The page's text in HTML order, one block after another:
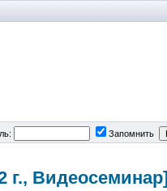
Запомнить
г., Видеосеминар]